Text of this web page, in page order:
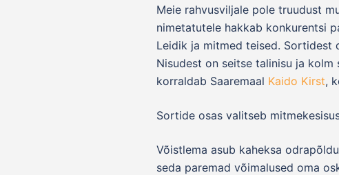
Meie rahvusviljale pole truudust
nimetatutele hakkab konkurentsi
Leidik ja mitmed teised. Sortidest
Nisudest on seitse talinisu ja
korraldab Saaremaal Kaido Kirst,
Sortide osas valitseb
Võistlema asub kaheksa
seda paremad võimalused oma